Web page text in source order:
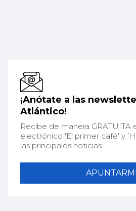
¡Anótate a las
Atlántico!
Recibe de manera GRATUITA
electrónico 'El primer café' y
las principales noticias.